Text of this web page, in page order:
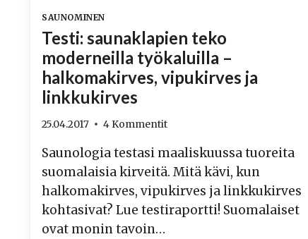
SAUNOMINEN
Testi: saunaklapien teko
moderneilla työkaluilla –
halkomakirves, vipukirves ja
linkkukirves
25.04.2017 4 Kommentit
Saunologia testasi maaliskuussa tuoreita
suomalaisia kirveitä. Mitä kävi, kun
halkomakirves, vipukirves ja linkkukirves
kohtasivat? Lue testiraportti! Suomalaiset
ovat monin tavoin…